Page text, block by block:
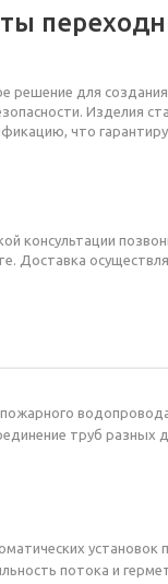
для создания
Изделия
что
консультации
Доставка
труб разных
потока и